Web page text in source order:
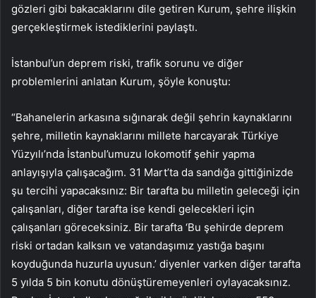
gözleri gibi bakacaklarını dile getiren Kurum, şehre ilişkin
gerçekleştirmek istediklerini paylaştı.
İstanbul’un deprem riski, trafik sorunu ve diğer
problemlerini anlatan Kurum, şöyle konuştu:
“Bahanelerin arkasına sığınarak değil şehrin kaynaklarını
şehre, milletin kaynaklarını millete harcayarak Türkiye
Yüzyılı’nda İstanbul’umuzu lokomotif şehir yapma
anlayışıyla çalışacağım. 31 Mart’ta da sandığa gittiğinizde
şu tercihi yapacaksınız: Bir tarafta bu milletin geleceği için
çalışanları, diğer tarafta ise kendi gelecekleri için
çalışanları göreceksiniz. Bir tarafta ‘Bu şehirde deprem
riski ortadan kalksın ve vatandaşımız yastığa başını
koyduğunda huzurla uyusun.’ diyenler varken diğer tarafta
5 yılda 5 bin konutu dönüştüremeyenleri oylayacaksınız.